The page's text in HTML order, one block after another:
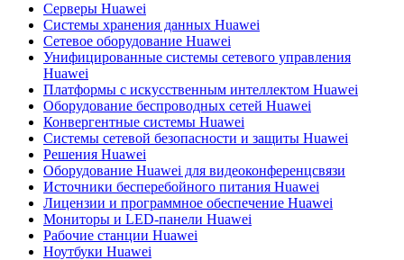
Серверы Huawei
Системы хранения данных Huawei
Сетевое оборудование Huawei
Унифицированные системы сетевого управления
Huawei
Платформы с искусственным интеллектом Huawei
Оборудование беспроводных сетей Huawei
Конвергентные системы Huawei
Системы сетевой безопасности и защиты Huawei
Решения Huawei
Оборудование Huawei для видеоконференцсвязи
Источники бесперебойного питания Huawei
Лицензии и программное обеспечение Huawei
Мониторы и LED-панели Huawei
Рабочие станции Huawei
Ноутбуки Huawei